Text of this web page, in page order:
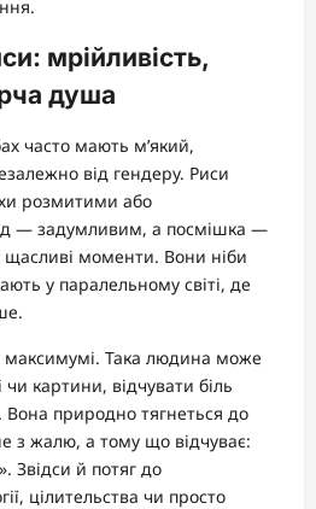
мрійливість,
душа
часто мають м’який,
від гендеру. Риси
розмитими або
— задумливим, а посмішка —
щасливі моменти. Вони ніби
у паралельному світі, де
максимумі. Така людина може
чи картини, відчувати біль
Вона природно тягнеться до
з жалю, а тому що відчуває:
Звідси й потяг до
цілительства чи просто